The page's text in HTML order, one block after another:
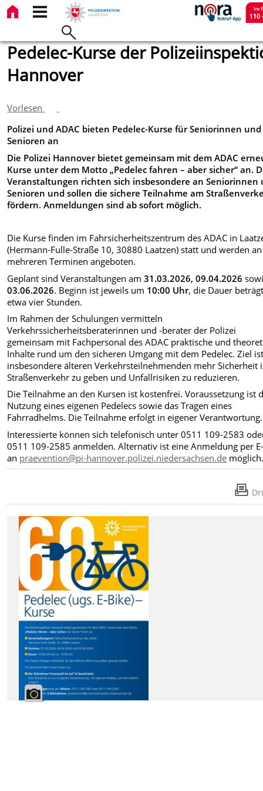
Pedelec-Kurse der
Hannover
Vorlesen
Polizei und ADAC bieten Pedelec-Kurse für Seniorinnen und
Senioren an
Die Polizei Hannover bietet gemeinsam mit dem ADAC
Kurse unter dem Motto „Pedelec fahren – aber sicher“ an.
Veranstaltungen richten sich insbesondere an Seniorinnen
Senioren und sollen die sichere Teilnahme am
fördern. Anmeldungen sind ab sofort möglich.
Die Kurse finden im Fahrsicherheitszentrum des ADAC in
(Hermann-Fulle-Straße 10, 30880 Laatzen) statt und werden an
mehreren Terminen angeboten.
Geplant sind Veranstaltungen am31.03.2026, 09.04.2026
03.06.2026. Beginn ist jeweils um 10:00 Uhr, die Dauer
etwa vier Stunden.
Im Rahmen der Schulungen vermitteln
Verkehrssicherheitsberaterinnen und -berater der Polizei
gemeinsam mit Fachpersonal des ADAC praktische und
Inhalte rund um den sicheren Umgang mit dem Pedelec. Ziel
insbesondere älteren Verkehrsteilnehmenden mehr Sicherheit
Straßenverkehr zu geben und Unfallrisiken zu reduzieren.
Die Teilnahme an den Kursen ist kostenfrei. Voraussetzung ist
Nutzung eines eigenen Pedelecs sowie das Tragen eines
Fahrradhelms. Die Teilnahme erfolgt in eigener Verantwortung.
Interessierte können sich telefonisch unter 0511 109-2583
0511 109-2585 anmelden. Alternativ ist eine Anmeldung per
an praevention@pi-hannover.polizei.niedersachsen.de